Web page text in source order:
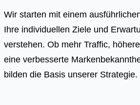
Wir starten mit einem
Ihre individuellen Ziele und
verstehen. Ob mehr Traffic,
eine verbesserte
bilden die Basis unserer Strategie.